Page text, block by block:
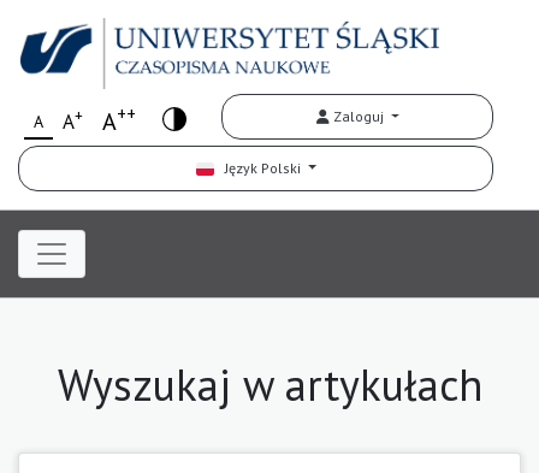
A A+ A++ Zaloguj
Język Polski
Wyszukaj w artykułach